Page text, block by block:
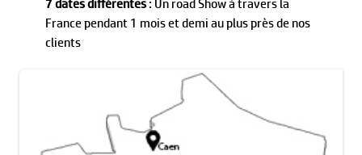
7 dates différentes: Un road Show à travers la
France pendant 1 mois et demi au plus près de nos
clients